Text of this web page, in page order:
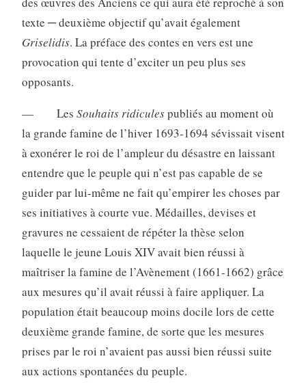
texte ─ deuxième objectif qu’avait également
Griselidis. La préface des contes en vers est une
provocation qui tente d’exciter un peu plus ses
opposants.
— Les Souhaits ridiculespubliés au moment où
la grande famine de l’hiver 1693-1694 sévissait visent
à exonérer le roi de l’ampleur du désastre en laissant
entendre que le peuple qui n’est pas capable de se
guider par lui-même ne fait qu’empirer les choses par
ses initiatives à courte vue. Médailles, devises et
gravures ne cessaient de répéter la thèse selon
laquelle le jeune Louis XIV avait bien réussi à
maîtriser la famine de l’Avènement (1661-1662) grâce
aux mesures qu’il avait réussi à faire appliquer. La
population était beaucoup moins docile lors de cette
deuxième grande famine, de sorte que les mesures
prises par le roi n’avaient pas aussi bien réussi suite
aux actions spontanées du peuple.